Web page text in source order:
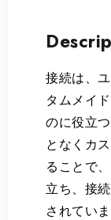
接続は、
タムメイ
のに役立
となくカ
ることで
立ち、接
されてい